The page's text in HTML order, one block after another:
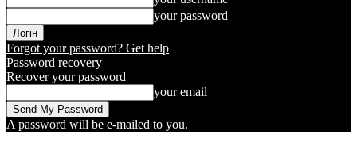
your password
Forgot your password? Get help
Password recovery
Recover your password
your email
A password will be e-mailed to you.